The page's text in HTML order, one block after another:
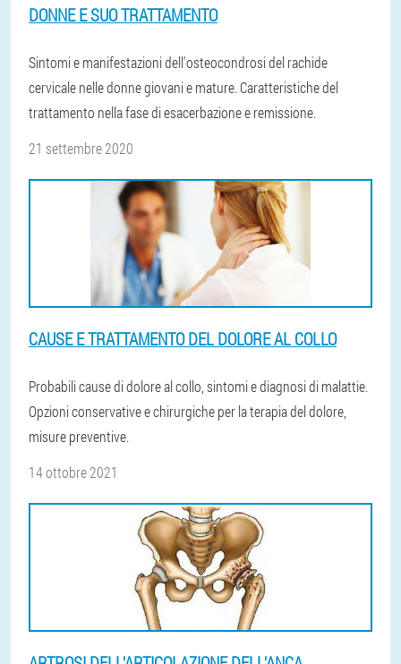
DONNE E SUO TRATTAMENTO
Sintomi e manifestazioni dell'osteocondrosi del rachide
cervicale nelle donne giovani e mature. Caratteristiche del
trattamento nella fase di esacerbazione e remissione.
21 settembre 2020
CAUSE E TRATTAMENTO DEL DOLORE AL COLLO
Probabili cause di dolore al collo, sintomi e diagnosi di malattie.
Opzioni conservative e chirurgiche per la terapia del dolore,
misure preventive.
14 ottobre 2021